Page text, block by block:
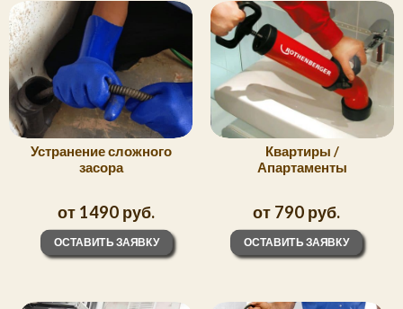
Устранение сложного
засора
Квартиры /
Апартаменты
от 1490 руб.
ОСТАВИТЬ ЗАЯВКУ
от 790 руб.
ОСТАВИТЬ ЗАЯВКУ